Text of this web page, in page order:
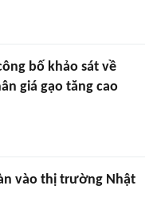
bố khảo sát về
giá gạo tăng cao
vào thị trường Nhật